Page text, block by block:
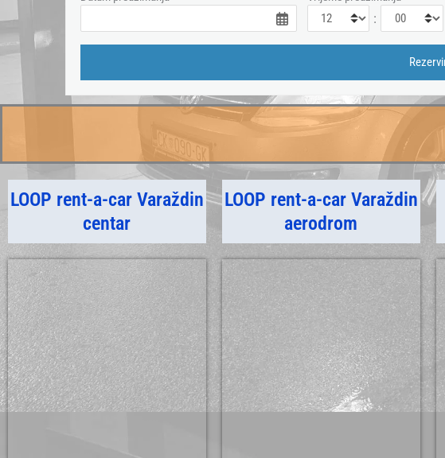
:
LOOP rent-a-car Varaždin
centar
LOOP rent-a-car Varaždin
aerodrom